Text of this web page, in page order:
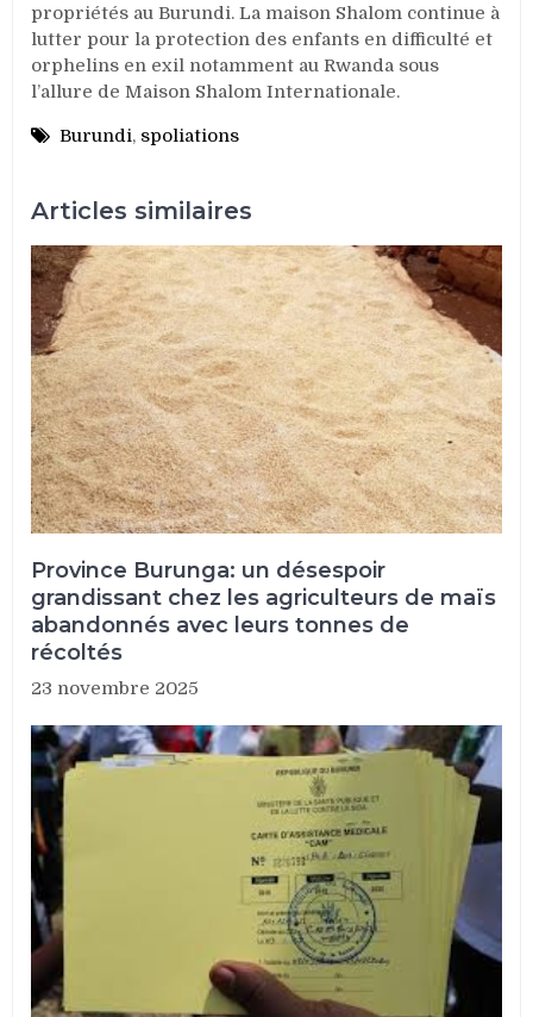
propriétés au Burundi. La maison Shalom continue à
lutter pour la protection des enfants en difficulté et
orphelins en exil notamment au Rwanda sous
l’allure de Maison Shalom Internationale.
Burundi, spoliations
Articles similaires
Province Burunga: un désespoir
grandissant chez les agriculteurs de maïs
abandonnés avec leurs tonnes de
récoltés
23 novembre 2025